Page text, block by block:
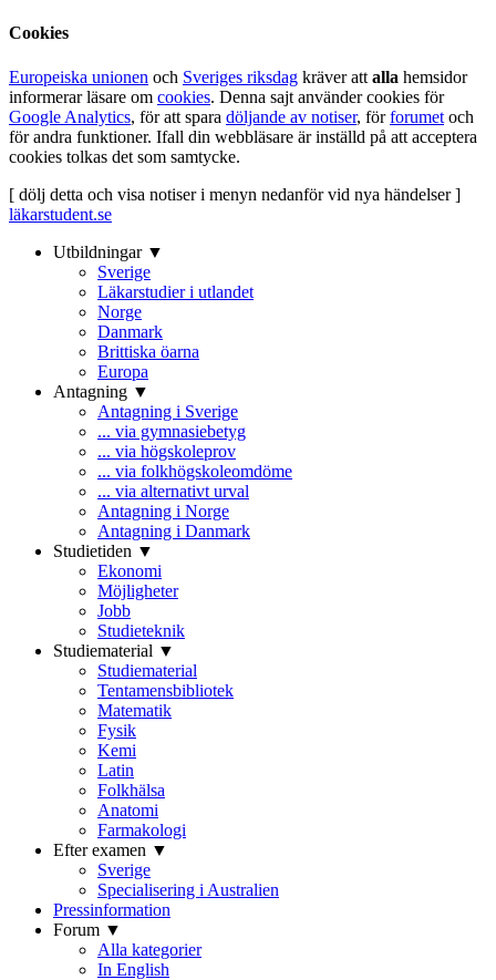
Cookies
Europeiska unionen och Sveriges riksdag kräver att alla hemsidor
informerar läsare om cookies. Denna sajt använder cookies för
Google Analytics, för att spara döljande av notiser, förforumet och
för andra funktioner. Ifall din webbläsare är inställd på att acceptera
cookies tolkas det som samtycke.
[ dölj detta och visa notiser i menyn nedanför vid nya händelser ]
läkarstudent.se
Utbildningar ▼
Sverige
Läkarstudier i utlandet
Norge
Danmark
Brittiska öarna
Europa
Antagning ▼
Antagning i Sverige
... via gymnasiebetyg
... via högskoleprov
... via folkhögskoleomdöme
... via alternativt urval
Antagning i Norge
Antagning i Danmark
Studietiden ▼
Ekonomi
Möjligheter
Jobb
Studieteknik
Studiematerial ▼
Studiematerial
Tentamensbibliotek
Matematik
Fysik
Kemi
Latin
Folkhälsa
Anatomi
Farmakologi
Efter examen ▼
Sverige
Specialisering i Australien
Pressinformation
Forum ▼
Alla kategorier
In English